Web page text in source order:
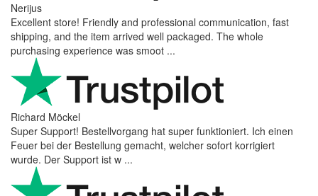
Nerijus
Excellent store! Friendly and professional communication, fast
shipping, and the item arrived well packaged. The whole
purchasing experience was smoot ...
Richard Möckel
Super Support! Bestellvorgang hat super funktioniert. Ich einen
Feuer bei der Bestellung gemacht, welcher sofort korrigiert
wurde. Der Support ist w ...